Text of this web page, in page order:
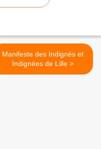
Manifeste des Indignés et
Indignées de Lille >